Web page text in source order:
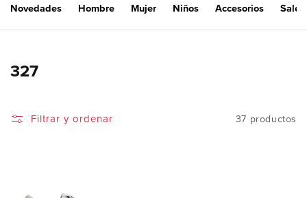
Novedades Hombre Mujer Niños Accesorios Sale
C
l
327
Filtrar y ordenar 37 productos